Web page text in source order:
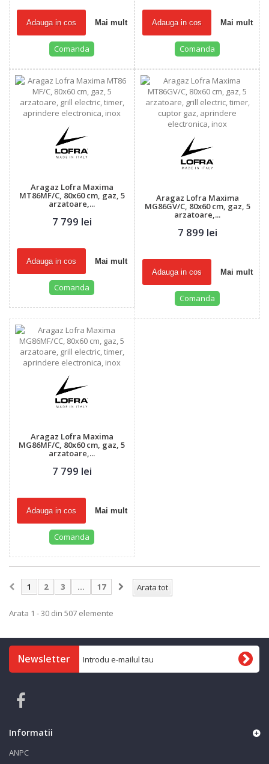
Adauga in cos Mai mult
Comanda
Adauga in cos Mai mult
Comanda
Aragaz Lofra Maxima
MT86MF/C, 80x60 cm, gaz, 5
arzatoare,...
7 799 lei
Adauga in cos Mai mult
Comanda
Aragaz Lofra Maxima
MG86GV/C, 80x60 cm, gaz, 5
arzatoare,...
7 899 lei
Adauga in cos Mai mult
Comanda
Aragaz Lofra Maxima
MG86MF/C, 80x60 cm, gaz, 5
arzatoare,...
7 799 lei
Adauga in cos Mai mult
Comanda
Arata tot
1 2 3 ... 17
Arata 1 - 30 din 507 elemente
Newsletter
Informatii
ANPC